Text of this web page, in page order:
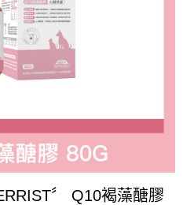
〞 Q10褐藻醣膠